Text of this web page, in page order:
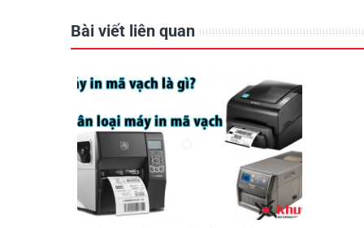
Bài viết liên quan